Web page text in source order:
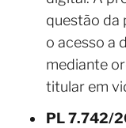
questão da
o acesso a
mediante
titular em
PL 7.742/